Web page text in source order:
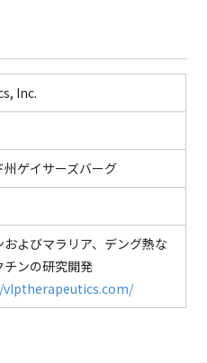
Inc.
ゲイサーズバーグ
よびマラリア、デング熱な
チンの研究開発